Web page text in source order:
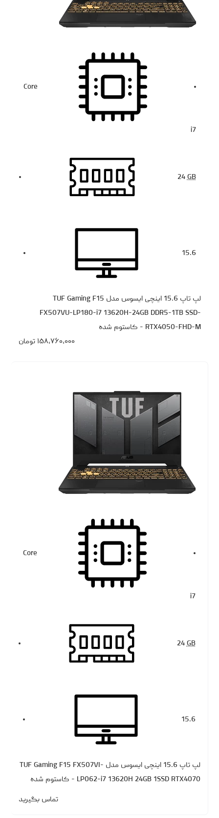
Core
i7
24GB
15.6
لپ تاپ 15.6 اینچی ایسوس مدل TUF Gaming F15
FX507VU-LP180-i7 13620H-24GB DDR5-1TB SSD-
RTX4050-FHD-M - کاستوم شده
۱۵۸،۷۶۰،۰۰۰ تومان
Core
i7
24GB
15.6
لپ تاپ 15.6 اینچی ایسوس مدل TUF Gaming F15 FX507VI-
LP062-i7 13620H 24GB 1SSD RTX4070 - کاستوم شده
تماس بگیرید